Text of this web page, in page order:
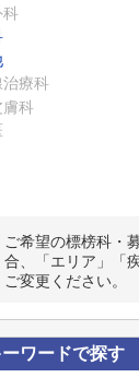
科
治療科
膚科
ご希望の標榜科・
合、「エリア」「
ご変更ください。
ワードで探す